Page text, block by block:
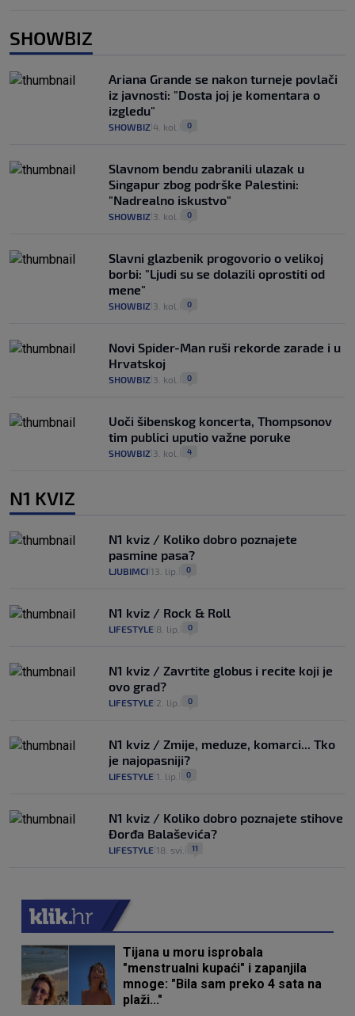
SHOWBIZ
Ariana Grande se nakon turneje povlači
iz javnosti: "Dosta joj je komentara o
izgledu"
SHOWBIZ 4. kol. 0
Slavnom bendu zabranili ulazak u
Singapur zbog podrške Palestini:
"Nadrealno iskustvo"
SHOWBIZ 3. kol. 0
Slavni glazbenik progovorio o velikoj
borbi: "Ljudi su se dolazili oprostiti od
mene"
SHOWBIZ 3. kol. 0
Novi Spider-Man ruši rekorde zarade i u
Hrvatskoj
SHOWBIZ 3. kol. 0
Uoči šibenskog koncerta, Thompsonov
tim publici uputio važne poruke
SHOWBIZ 3. kol. 4
N1 KVIZ
N1 kviz / Koliko dobro poznajete
pasmine pasa?
LJUBIMCI 13. lip. 0
N1 kviz / Rock & Roll
LIFESTYLE 8. lip. 0
N1 kviz / Zavrtite globus i recite koji je
ovo grad?
LIFESTYLE 2. lip. 0
N1 kviz / Zmije, meduze, komarci... Tko
je najopasniji?
LIFESTYLE 1. lip. 0
N1 kviz / Koliko dobro poznajete stihove
Đorđa Balaševića?
LIFESTYLE 18. svi. 11
Tijana u moru isprobala
"menstrualni kupaći" i zapanjila
mnoge: "Bila sam preko 4 sata na
plaži..."